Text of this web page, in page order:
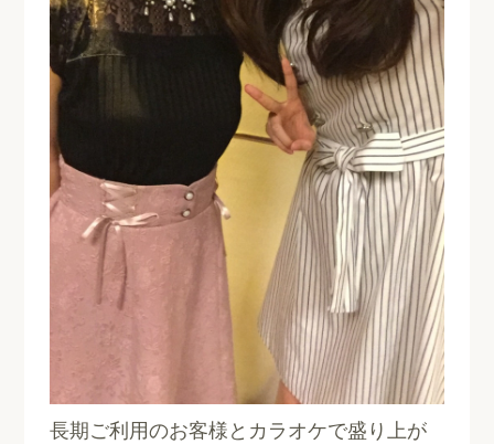
長期ご利用のお客様とカラオケで盛り上が